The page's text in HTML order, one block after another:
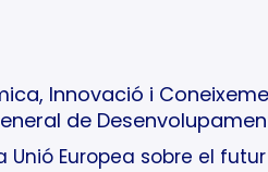
Innovació i
de
Unió Europea sobre el